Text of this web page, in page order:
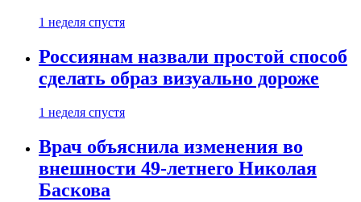
1 неделя спустя
Россиянам назвали простой способ
сделать образ визуально дороже
1 неделя спустя
Врач объяснила изменения во
внешности 49-летнего Николая
Баскова